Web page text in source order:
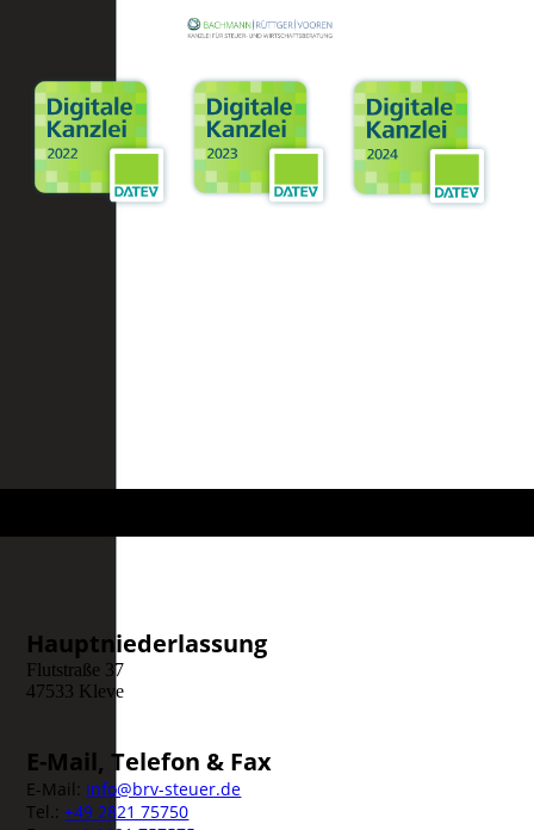
Hauptniederlassung
Flutstraße 37
47533 Kleve
E-Mail, Telefon & Fax
E-Mail: info@brv-steuer.de
Tel.:+49 2821 75750